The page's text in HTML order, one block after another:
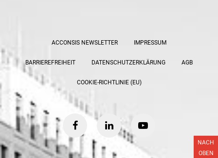
ACCONSIS NEWSLETTER IMPRESSUM
BARRIEREFREIHEIT DATENSCHUTZERKLÄRUNG AGB
COOKIE-RICHTLINIE (EU)
facebooklinkedin youtube
NACH
OBEN